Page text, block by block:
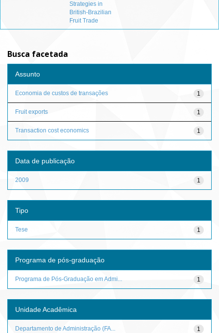
Strategies in
British-Brazilian
Fruit Trade
Busca facetada
Assunto
1
Economia de custos de transações
1
Fruit exports
1
Transaction cost economics
Data de publicação
1
2009
Tipo
1
Tese
Programa de pós-graduação
1
Programa de Pós-Graduação em Admi...
Unidade Acadêmica
1
Departamento de Administração (FA...